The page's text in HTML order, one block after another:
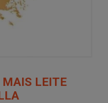
MAIS LEITE